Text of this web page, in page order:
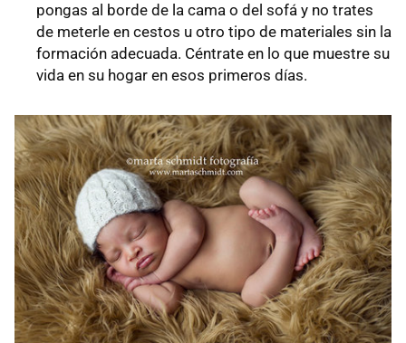
pongas al borde de la cama o del sofá y no trates
de meterle en cestos u otro tipo de materiales sin la
formación adecuada. Céntrate en lo que muestre su
vida en su hogar en esos primeros días.